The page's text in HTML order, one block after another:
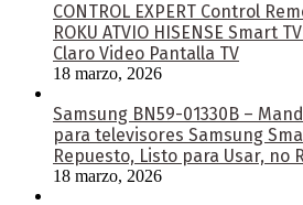
CONTROL EXPERT Control
ROKU ATVIO HISENSE Smart
Claro Video Pantalla TV
18 marzo, 2026
Samsung BN59-01330B –
para televisores Samsung
Repuesto, Listo para Usar, no
18 marzo, 2026